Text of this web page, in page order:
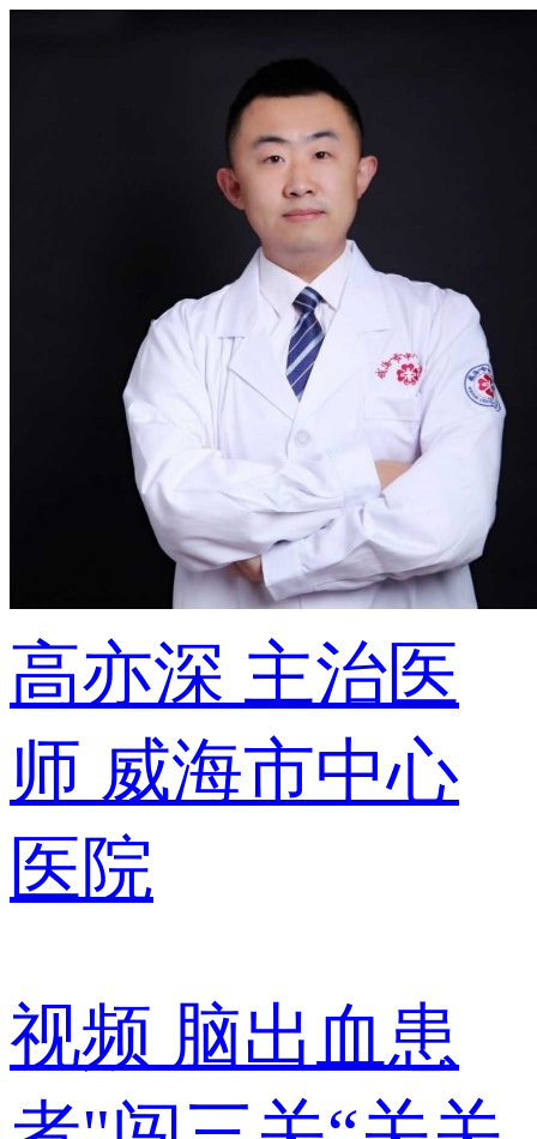
高亦深 主治医
师 威海市中心
医院
视频 脑出血患